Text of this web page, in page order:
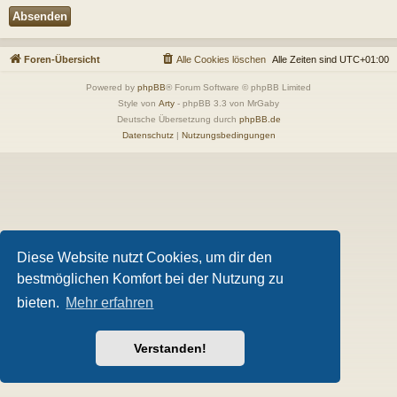
Diese Website nutzt Cookies, um dir den
bestmöglichen Komfort bei der Nutzung zu
bieten. Mehr erfahren
Verstanden!
Foren-Übersicht Alle Zeiten sind UTC+01:00
Alle Cookies löschen
Powered by phpBB® Forum Software © phpBB Limited
Style von Arty - phpBB 3.3 von MrGaby
Deutsche Übersetzung durch phpBB.de
Datenschutz| Nutzungsbedingungen